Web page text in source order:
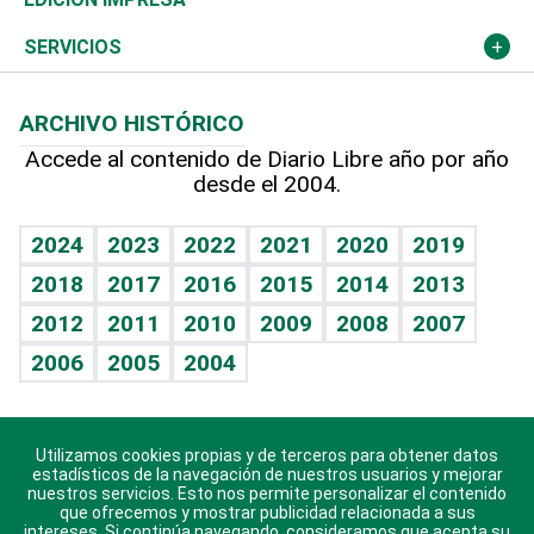
Resto del mundo
Economía personal
Podcast Arte Libre
Hablando con el pediatra
Vida y familia
Eñe
Celebrando la vida
Sin complejos
En pocas palabras
Escuchando al corazón
Economía Personal
Más deportes
Línea de hit
TBT Deportivo
Columnistas
Más firmas
Cambio climático
Opinión
Hecho en casa
Guía del dinero
SERVICIOS
Cumpleaños
Horóscopos
Crucigramas
ARCHIVO HISTÓRICO
Accede al contenido de Diario Libre año por año
desde el 2004.
2024 2023 2022 2021 2020
2019
2018
2017 2016 2015 2014
2013
2012
2011 2010 2009 2008
2007
2006
2005 2004
Descarga nuestras aplicaciones para Android, iOS y
sistema Huawei.
Utilizamos cookies propias y de terceros para obtener datos
estadísticos de la navegación de nuestros usuarios y mejorar
nuestros servicios. Esto nos permite personalizar el contenido
que ofrecemos y mostrar publicidad relacionada a sus